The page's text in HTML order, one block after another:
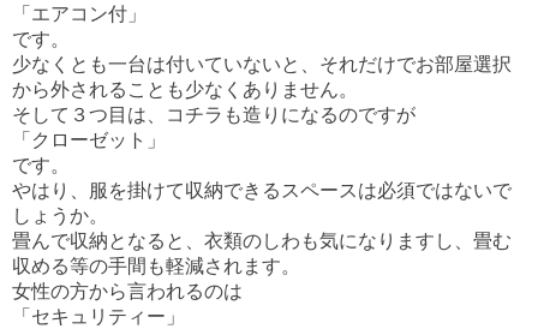
「エアコン付」
です。
少なくとも一台は付いていないと、それだけでお部屋選択
から外されることも少なくありません。
そして３つ目は、コチラも造りになるのですが
「クローゼット」
です。
やはり、服を掛けて収納できるスペースは必須ではないで
しょうか。
畳んで収納となると、衣類のしわも気になりますし、畳む
収める等の手間も軽減されます。
女性の方から言われるのは
「セキュリティー」